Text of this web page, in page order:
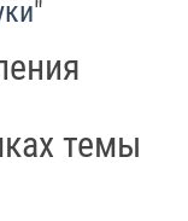
"
темы